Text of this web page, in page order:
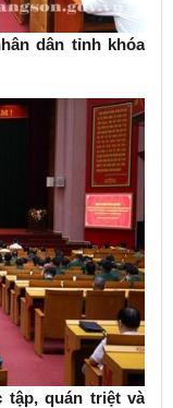
dân tỉnh khóa
tập, quán triệt và